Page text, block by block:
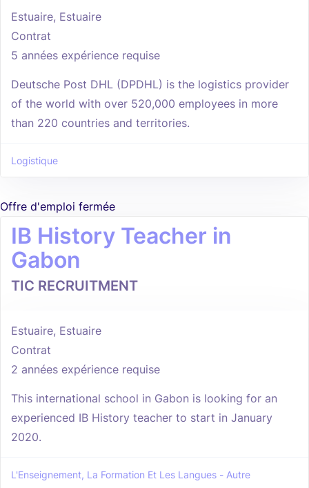
Estuaire, Estuaire
Contrat
5 années expérience requise
Deutsche Post DHL (DPDHL) is the logistics provider
of the world with over 520,000 employees in more
than 220 countries and territories.
Logistique
Offre d'emploi fermée
IB History Teacher in
Gabon
TIC RECRUITMENT
Estuaire, Estuaire
Contrat
2 années expérience requise
This international school in Gabon is looking for an
experienced IB History teacher to start in January
2020.
L'Enseignement, La Formation Et Les Langues - Autre